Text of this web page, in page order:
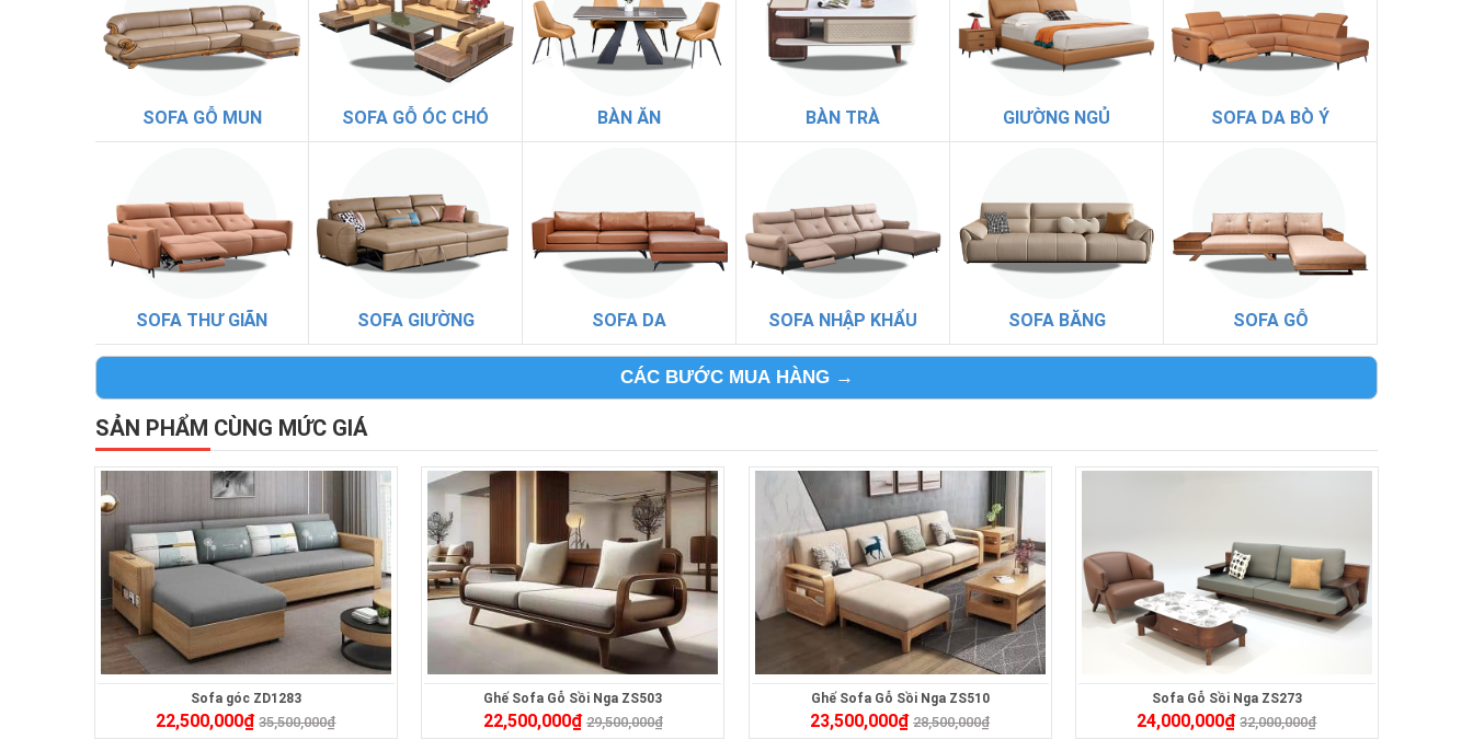
SOFA GỖ MUN SOFA GỖ ÓC CHÓ BÀN ĂN BÀN TRÀ GIƯỜNG NGỦ SOFA DA BÒ Ý
SOFA THƯ GIÃN SOFA GIƯỜNG SOFA DA SOFA NHẬP KHẨU SOFA BĂNG SOFA GỖ
CÁC BƯỚC MUA HÀNG →
SẢN PHẨM CÙNG MỨC GIÁ
Sofa góc ZD1283
22,500,000₫ 35,500,000₫
Ghế Sofa Gỗ Sồi Nga ZS503
22,500,000₫ 29,500,000₫
Ghế Sofa Gỗ Sồi Nga ZS510
23,500,000₫ 28,500,000₫
Sofa Gỗ Sồi Nga ZS273
24,000,000₫ 32,000,000₫